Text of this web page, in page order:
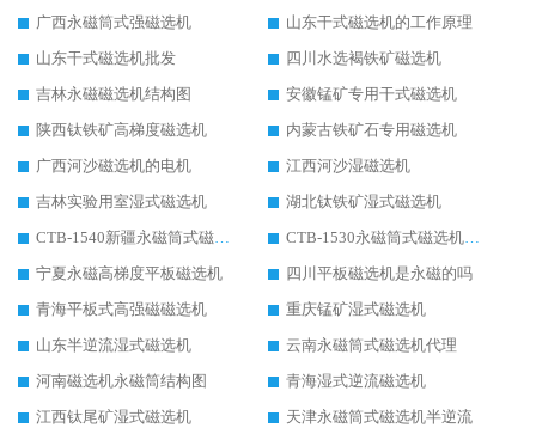
广西永磁筒式强磁选机
山东干式磁选机的工作原理
山东干式磁选机批发
四川水选褐铁矿磁选机
吉林永磁磁选机结构图
安徽锰矿专用干式磁选机
陕西钛铁矿高梯度磁选机
内蒙古铁矿石专用磁选机
广西河沙磁选机的电机
江西河沙湿磁选机
吉林实验用室湿式磁选机
湖北钛铁矿湿式磁选机
CTB-1540新疆永磁筒式磁选机
CTB-1530永磁筒式磁选机代理商
宁夏永磁高梯度平板磁选机
四川平板磁选机是永磁的吗
青海平板式高强磁磁选机
重庆锰矿湿式磁选机
山东半逆流湿式磁选机
云南永磁筒式磁选机代理
河南磁选机永磁筒结构图
青海湿式逆流磁选机
江西钛尾矿湿式磁选机
天津永磁筒式磁选机半逆流